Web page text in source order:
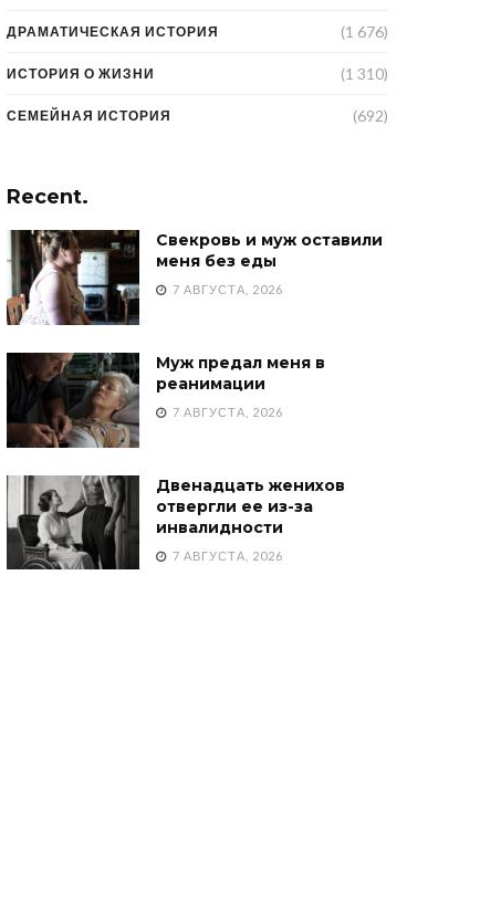
ДРАМАТИЧЕСКАЯ ИСТОРИЯ (1 676)
ИСТОРИЯ О ЖИЗНИ (1 310)
СЕМЕЙНАЯ ИСТОРИЯ (692)
Recent.
Свекровь и муж оставили
меня без еды
7 АВГУСТА, 2026
Муж предал меня в
реанимации
7 АВГУСТА, 2026
Двенадцать женихов
отвергли ее из-за
инвалидности
7 АВГУСТА, 2026